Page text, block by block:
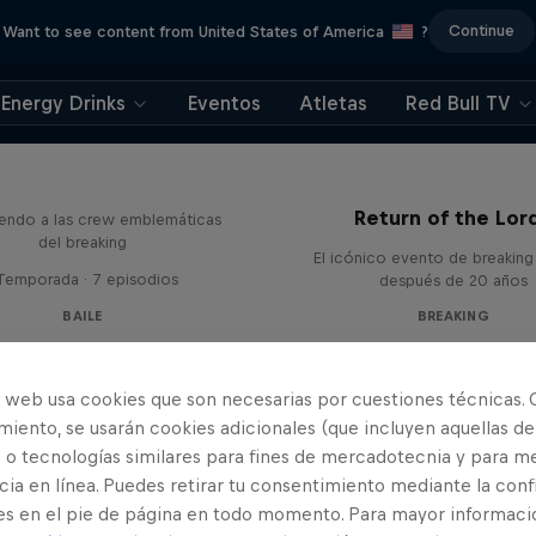
Want to see content from United States of America ? Continue
Energy Drinks Eventos Atletas Red Bull TV
a las crew emblemáticas
del breaking
· 7 episodios
BAILE
Return of the
El icónico evento de breaking
después de 20 años
BREAKING
web usa cookies que son necesarias por cuestiones técnicas.
se usarán cookies adicionales (que incluyen aquellas de
tecnologías similares para fines de mercadotecnia y para
en línea. Puedes retirar tu consentimiento mediante la
en el pie de página en todo momento. Para mayor